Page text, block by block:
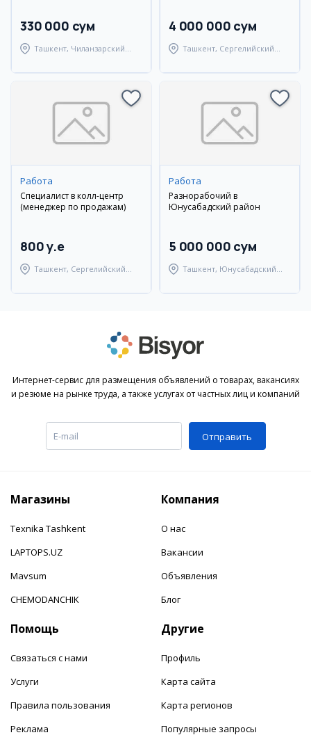
330 000 сум
Ташкент, Чиланзарский
4 000 000 сум
Ташкент, Сергелийский
Работа
Специалист в колл-центр
(менеджер по продажам)
800 y.e
Ташкент, Сергелийский
Работа
Разнорабочий в
Юнусабадский район
5 000 000 сум
Ташкент, Юнусабадский
Интернет-сервис для размещения объявлений о товарах, вакансиях
и резюме на рынке труда, а также услугах от частных лиц и компаний
Отправить
Магазины
Texnika Tashkent
LAPTOPS.UZ
Mavsum
CHEMODANCHIK
Компания
О нас
Вакансии
Объявления
Блог
Помощь
Связаться с нами
Услуги
Правила пользования
Реклама
Другие
Профиль
Карта сайта
Карта регионов
Популярные запросы